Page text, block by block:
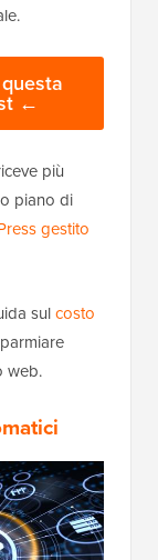
←
più
piano di
gestito
sulcosto
web.